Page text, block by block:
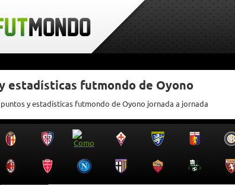
estadísticas futmondo de Oyono
y estadísticas futmondo de Oyono jornada a jornada